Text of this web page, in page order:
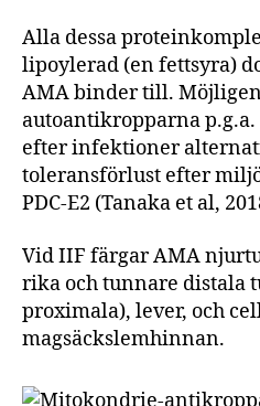
Alla dessa
lipoylerad (en fettsyra)
AMA binder till.
autoantikropparna p.g.a.
efter infektioner
toleransförlust efter
PDC-E2 (Tanaka et al,
Vid IIF färgar AMA
rika och tunnare distala
proximala), lever, och
magsäckslemhinnan.